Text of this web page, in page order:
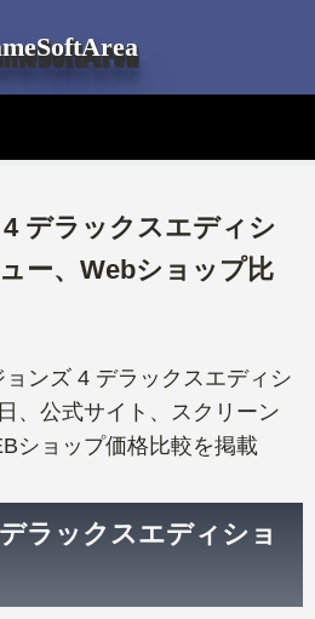
覧
ト
売日
ム
ーム
ム
4 デラックスエディシ
ー、Webショップ比
ンズ 4 デラックスエディシ
、公式サイト、スクリーン
ショップ価格比較を掲載
ラックスエディショ